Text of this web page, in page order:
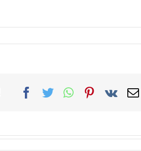
Facebook
TwitterWhatsAppPinterest
Vk